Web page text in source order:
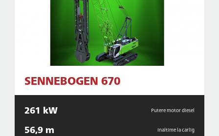
SENNEBOGEN 670
261 kW Putere motor diesel
56,9 m Inaltime la carlig